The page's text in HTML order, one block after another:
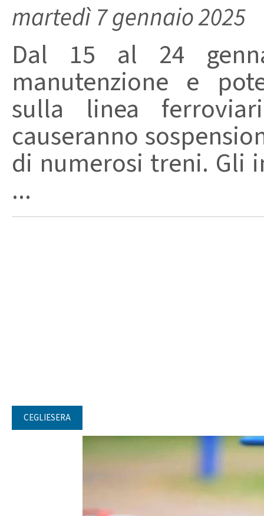
martedì 7 gennaio 2025
Dal 15 al 24
manutenzione e
sulla linea
causeranno
di numerosi treni. Gli
...
CEGLIESERA